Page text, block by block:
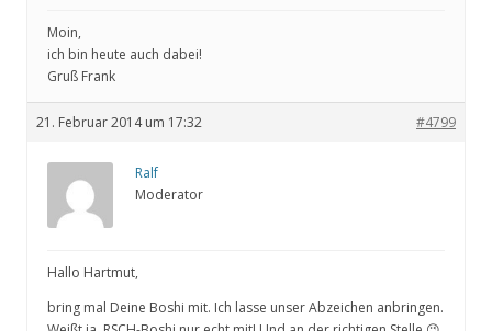
Moin,
ich bin heute auch dabei!
Gruß Frank
21. Februar 2014 um 17:32 #4799
Ralf
Moderator
Hallo Hartmut,
bring mal Deine Boshi mit. Ich lasse unser Abzeichen anbringen.